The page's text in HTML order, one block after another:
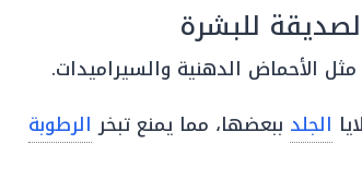
للبشرة
الجلد ببعضها، مما يمنع تبخر الرطوبة